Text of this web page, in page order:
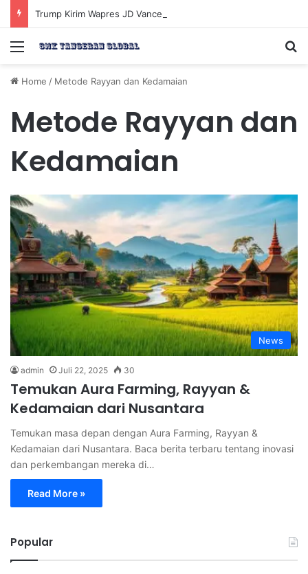
Menu
Home / Metode Rayyan dan Kedamaian
Metode Rayyan dan
Kedamaian
News
admin Juli 22, 2025 30
Temukan Aura Farming, Rayyan &
Kedamaian dari Nusantara
Temukan masa depan dengan Aura Farming, Rayyan &
Kedamaian dari Nusantara. Baca berita terbaru tentang inovasi
dan perkembangan mereka di…
Read More »
Popular